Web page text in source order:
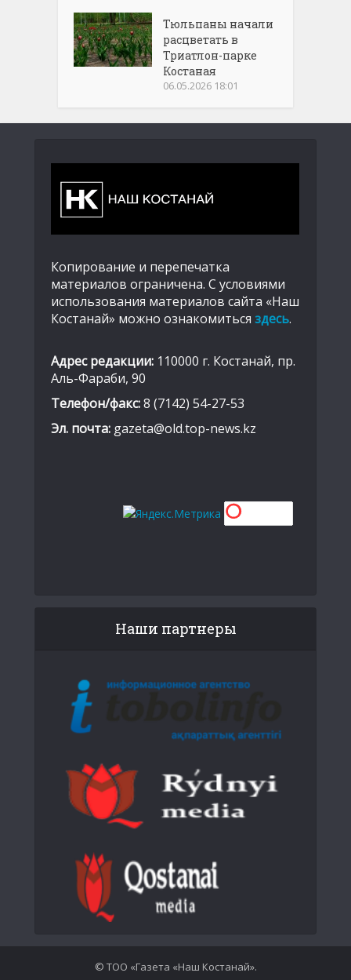
Тюльпаны начали
расцветать в
Триатлон-парке
Костаная
06.05.2026 18:01
Копирование и перепечатка
материалов ограничена. С условиями
использования материалов сайта «Наш
Костанай» можно ознакомиться здесь.
Адрес редакции: 110000 г. Костанай, пр.
Аль-Фараби, 90
Телефон/факс:8 (7142) 54-27-53
Эл. почта: gazeta@old.top-news.kz
Наши партнеры
© ТОО «Газета «Наш Костанай».